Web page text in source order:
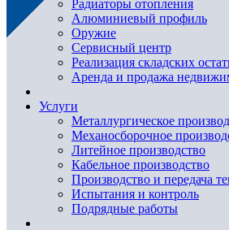
Радиаторы отопления
Алюминиевый профиль
Оружие
Сервисный центр
Реализация складских
Аренда и продажа
Услуги
Металлургическое
Механосборочное
Литейное производство
Кабельное производство
Производство и передача
Испытания и контроль
Подрядные работы